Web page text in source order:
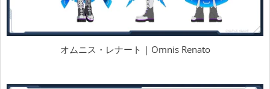
オムニス・レナート | Omnis Renato